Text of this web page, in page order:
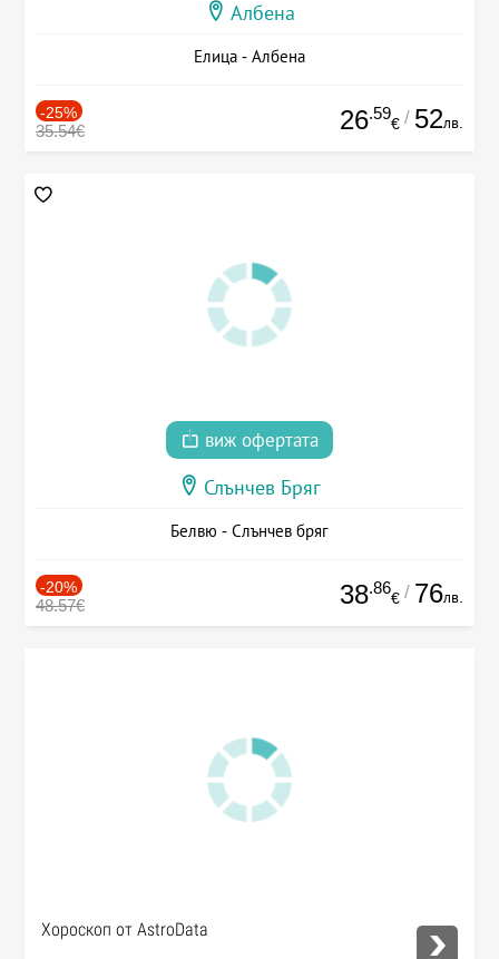
Албена
Елица - Албена
-25%
35.54€ 26.59
€ / 52лв.
виж офертата
Слънчев Бряг
Белвю - Слънчев бряг
-20%
48.57€ 38.86
€ / 76лв.
Хороскоп от AstroData